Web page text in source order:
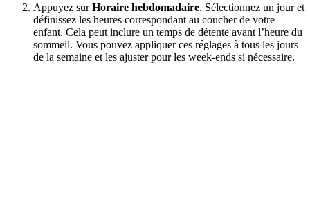
Appuyez surHoraire hebdomadaire. Sélectionnez un jour et
définissez les heures correspondant au coucher de votre
enfant. Cela peut inclure un temps de détente avant l’heure du
sommeil. Vous pouvez appliquer ces réglages à tous les jours
de la semaine et les ajuster pour les week-ends si nécessaire.